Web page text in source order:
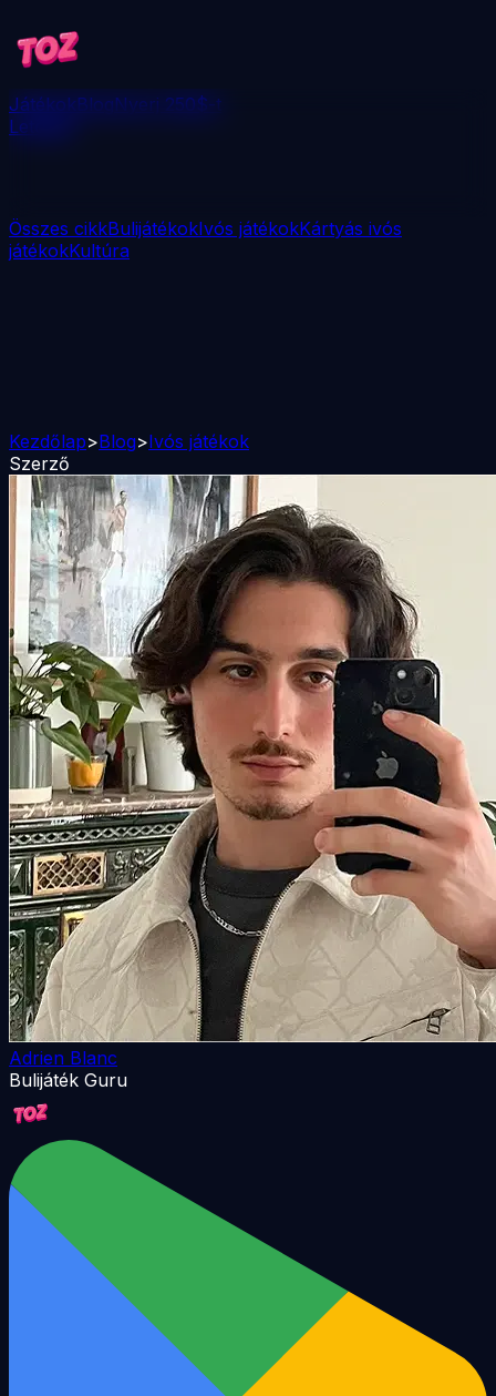
JátékokBlogNyerj 250$-t
Letöltés
Összes cikkBulijátékokIvós játékokKártyás ivós
játékokKultúra
Kezdőlap>Blog>Ivós játékok
Szerző
Adrien Blanc
Bulijáték Guru